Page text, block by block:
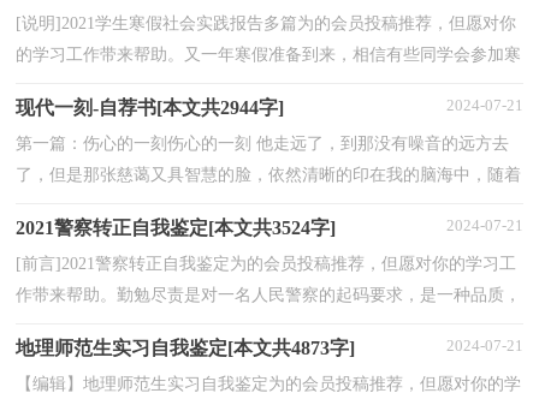
[说明]2021学生寒假社会实践报告多篇为的会员投稿推荐，但愿对你
的学习工作带来帮助。又一年寒假准备到来，相信有些同学会参加寒
现代一刻-自荐书[本文共2944字] 2024-07-21
第一篇：伤心的一刻伤心的一刻 他走远了，到那没有噪音的远方去
了，但是那张慈蔼又具智慧的脸，依然清晰的印在我的脑海中，随着
2021警察转正自我鉴定[本文共3524字] 2024-07-21
[前言]2021警察转正自我鉴定为的会员投稿推荐，但愿对你的学习工
作带来帮助。勤勉尽责是对一名人民警察的起码要求，是一种品质，
地理师范生实习自我鉴定[本文共4873字] 2024-07-21
【编辑】地理师范生实习自我鉴定为的会员投稿推荐，但愿对你的学